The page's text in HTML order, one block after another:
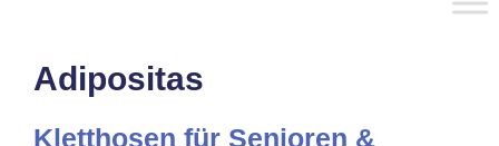
Adipositas
Kletthosen für Senioren &